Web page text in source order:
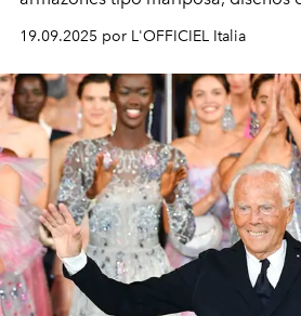
modelos metálicos ovalados con
elegantes monturas de acetato
que nunca pierde vigencia? La
19.09.2025 por L'OFFICIEL Italia